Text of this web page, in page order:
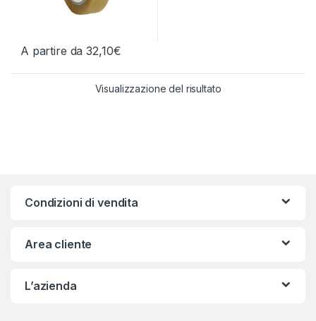
A partire da32,10€
Questo prodotto ha più varianti. Le opzioni possono essere
Visualizzazione del risultato
Condizioni di vendita
Area cliente
L’azienda